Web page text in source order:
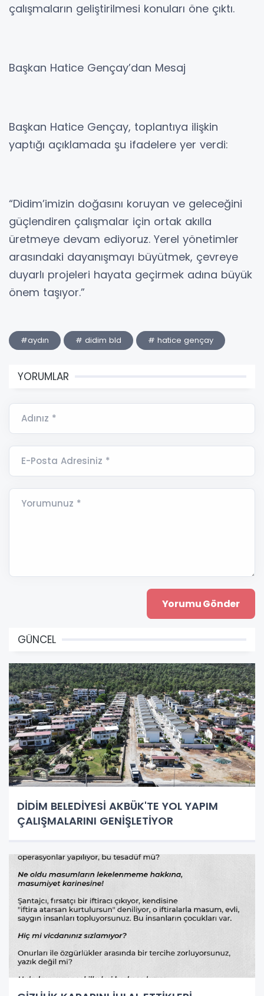
çalışmaların geliştirilmesi konuları öne çıktı.
Başkan Hatice Gençay’dan Mesaj
Başkan Hatice Gençay, toplantıya ilişkin
yaptığı açıklamada şu ifadelere yer verdi:
“Didim’imizin doğasını koruyan ve geleceğini
güçlendiren çalışmalar için ortak akılla
üretmeye devam ediyoruz. Yerel yönetimler
arasındaki dayanışmayı büyütmek, çevreye
duyarlı projeleri hayata geçirmek adına büyük
önem taşıyor.”
#aydın # didim bld # hatice gençay
YORUMLAR
Adınız *
E-Posta Adresiniz *
Yorumunuz *
GÜNCEL
DİDİM BELEDİYESİ AKBÜK'TE YOL YAPIM
ÇALIŞMALARINI GENİŞLETİYOR